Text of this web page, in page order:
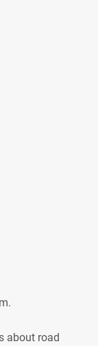
about road